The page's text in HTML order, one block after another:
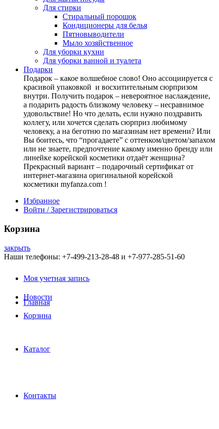
Для стирки
Стиральный порошок
Кондиционеры для белья
Пятновыводители
Мыло хозяйственное
Для уборки кухни
Для уборки ванной и туалета
Подарки
Подарок – какое волшебное слово! Оно ассоциируется с
красивой упаковкой и восхитительным сюрпризом
внутри. Получить подарок – невероятное наслаждение,
а подарить радость близкому человеку – несравнимое
удовольствие! Но что делать, если нужно поздравить
коллегу, или хочется сделать сюрприз любимому
человеку, а на беготню по магазинам нет времени? Или
Вы боитесь, что “прогадаете” с оттенком/цветом/запахом
или не знаете, предпочтение какому именно бренду или
линейке корейской косметики отдаёт женщина?
Прекрасный вариант – подарочный сертификат от
интернет-магазина оригинальной корейской
косметики myfanza.com !
Избранное
Войти / Зарегистрироваться
Корзина
закрыть
Наши телефоны: +7-499-213-28-48 и +7-977-285-51-60
Моя учетная запись
Новости
Корзина
Главная
Каталог
Контакты